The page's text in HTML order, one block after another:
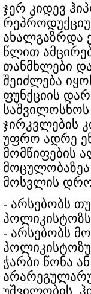
ჯერ კიდევ
ახალგაზრდა
წლით
თანმხლები
შეიძლება
ფუნქციის
საშვილოსნოს
ჯირკვლების
უფრო ადრე
მომწიფების
მოსვლის
- არსებობს
- არსებობს
ჭარბი წონა
უშვილობის,